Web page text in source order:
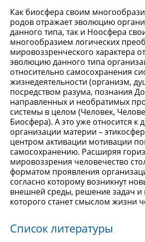
Как биосфера своим
родов отражает эволюцию
данного типа, так и Ноосфера
многообразием логических
мировоззренческого характера
эволюцию данного типа
относительно самосохранения
жизнедеятельности (организм,
посредством разума, познания
направленных и необратимых
системы в целом (Человек,
Биосфера). А это уже относится к
организации материи –
центром активации мотивации
самосохранению. Расширяя
мировоззрения человечество
форматом проявления
согласно которому возникнут
внешней среды, решение задач и
которого станет смыслом жизни
Список литературы